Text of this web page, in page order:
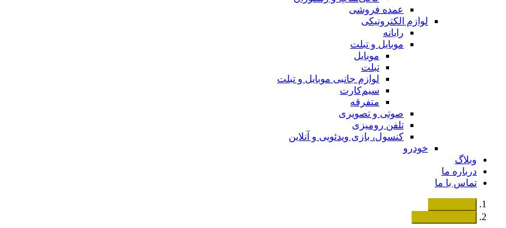
عمده فروشی
لوازم الکترونیکی
رایانه
موبایل و تبلت
موبایل
تبلت
لوازم جانبی موبایل و تبلت
سیم‌کارت
متفرقه
صوتی و تصویری
تلفن رومیزی
کنسول، بازی‌ ویدئویی و آنلاین
خودرو
وبلاگ
درباره ما
تماس با ما